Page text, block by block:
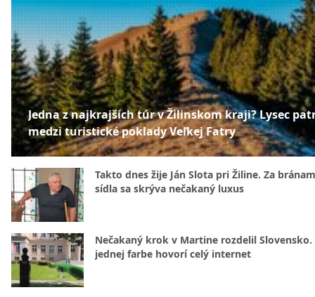
Jedna z najkrajších túr v Žilinskom kraji? Lysec
medzi turistické poklady Veľkej Fatry
Takto dnes žije Ján Slota pri Žiline. Za
sídla sa skrýva nečakaný luxus
Nečakaný krok v Martine rozdelil Slovensko.
jednej farbe hovorí celý internet